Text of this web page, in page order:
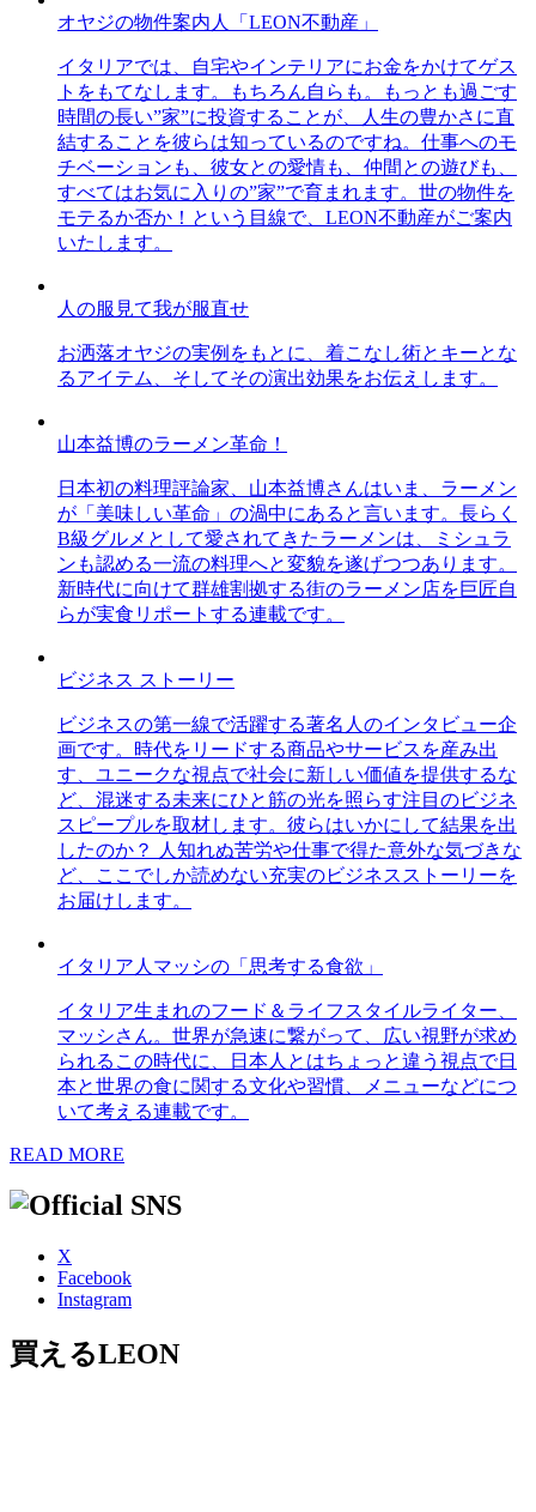
オヤジの物件案内人「LEON不動産」
イタリアでは、自宅やインテリアにお金をかけてゲス
トをもてなします。もちろん自らも。もっとも過ごす
時間の長い”家”に投資することが、人生の豊かさに直
結することを彼らは知っているのですね。仕事へのモ
チベーションも、彼女との愛情も、仲間との遊びも、
すべてはお気に入りの”家”で育まれます。世の物件を
モテるか否か！という目線で、LEON不動産がご案内
いたします。
人の服見て我が服直せ
お洒落オヤジの実例をもとに、着こなし術とキーとな
るアイテム、そしてその演出効果をお伝えします。
山本益博のラーメン革命！
日本初の料理評論家、山本益博さんはいま、ラーメン
が「美味しい革命」の渦中にあると言います。長らく
B級グルメとして愛されてきたラーメンは、ミシュラ
ンも認める一流の料理へと変貌を遂げつつあります。
新時代に向けて群雄割拠する街のラーメン店を巨匠自
らが実食リポートする連載です。
ビジネス ストーリー
ビジネスの第一線で活躍する著名人のインタビュー企
画です。時代をリードする商品やサービスを産み出
す、ユニークな視点で社会に新しい価値を提供するな
ど、混迷する未来にひと筋の光を照らす注目のビジネ
スピープルを取材します。彼らはいかにして結果を出
したのか？ 人知れぬ苦労や仕事で得た意外な気づきな
ど、ここでしか読めない充実のビジネスストーリーを
お届けします。
イタリア人マッシの「思考する食欲」
イタリア生まれのフード＆ライフスタイルライター、
マッシさん。世界が急速に繋がって、広い視野が求め
られるこの時代に、日本人とはちょっと違う視点で日
本と世界の食に関する文化や習慣、メニューなどにつ
いて考える連載です。
READ MORE
X
Facebook
Instagram
買えるLEON